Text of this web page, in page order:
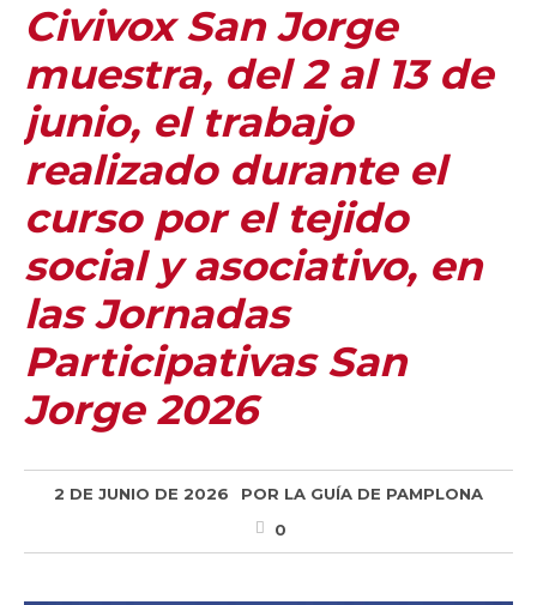
Civivox San Jorge
muestra, del 2 al 13 de
junio, el trabajo
realizado durante el
curso por el tejido
social y asociativo, en
las Jornadas
Participativas San
Jorge 2026
2 DE JUNIO DE 2026 POR LA GUÍA DE PAMPLONA
0